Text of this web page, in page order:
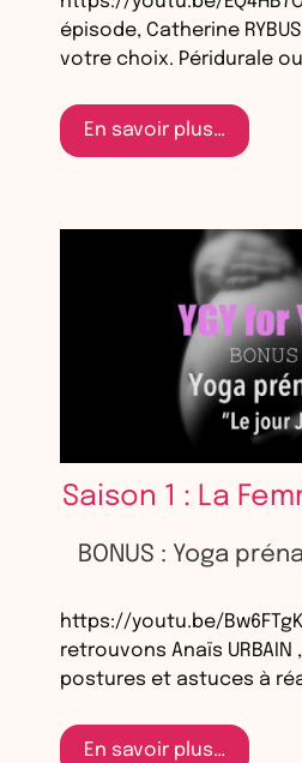
épisode, Catherine
votre choix. Péridurale
En savoir plus…
Saison 1 : La
BONUS : Yoga
https://youtu.be/
retrouvons Anaïs
postures et astuces à
En savoir plus…